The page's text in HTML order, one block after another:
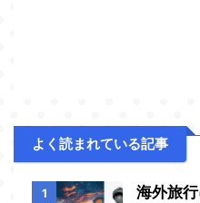
よく読まれている記事
1
海外旅